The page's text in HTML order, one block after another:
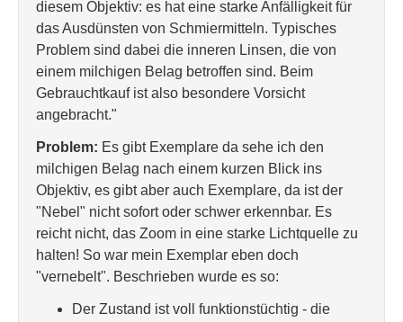
diesem Objektiv: es hat eine starke Anfälligkeit für
das Ausdünsten von Schmiermitteln. Typisches
Problem sind dabei die inneren Linsen, die von
einem milchigen Belag betroffen sind. Beim
Gebrauchtkauf ist also besondere Vorsicht
angebracht."
Problem: Es gibt Exemplare da sehe ich den
milchigen Belag nach einem kurzen Blick ins
Objektiv, es gibt aber auch Exemplare, da ist der
"Nebel" nicht sofort oder schwer erkennbar. Es
reicht nicht, das Zoom in eine starke Lichtquelle zu
halten! So war mein Exemplar eben doch
"vernebelt". Beschrieben wurde es so:
Der Zustand ist voll funktionstüchtig - die